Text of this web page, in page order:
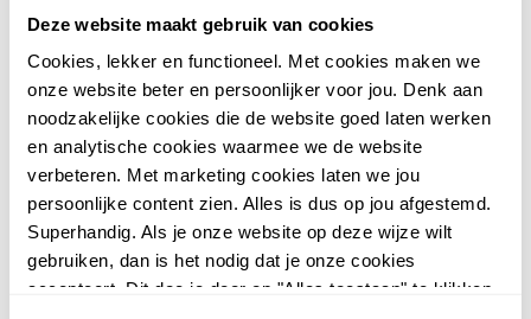
Deze website maakt gebruik van cookies
Cookies, lekker en functioneel. Met cookies maken we
onze website beter en persoonlijker voor jou. Denk aan
noodzakelijke cookies die de website goed laten werken
en analytische cookies waarmee we de website
verbeteren. Met marketing cookies laten we jou
persoonlijke content zien. Alles is dus op jou afgestemd.
Superhandig. Als je onze website op deze wijze wilt
gebruiken, dan is het nodig dat je onze cookies
accepteert. Dit doe je door op "Alles toestaan" te klikken.
sneakers cognac
39,993499
veterschoenen bruin
69,995999
leer